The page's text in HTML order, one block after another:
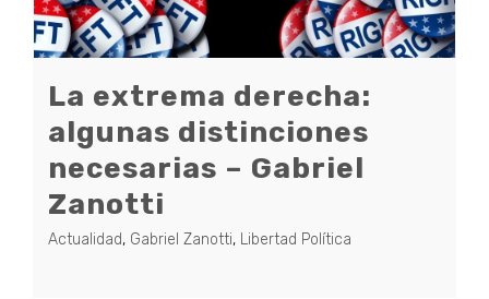
La extrema derecha:
algunas distinciones
necesarias – Gabriel
Zanotti
Actualidad, Gabriel Zanotti, Libertad Política